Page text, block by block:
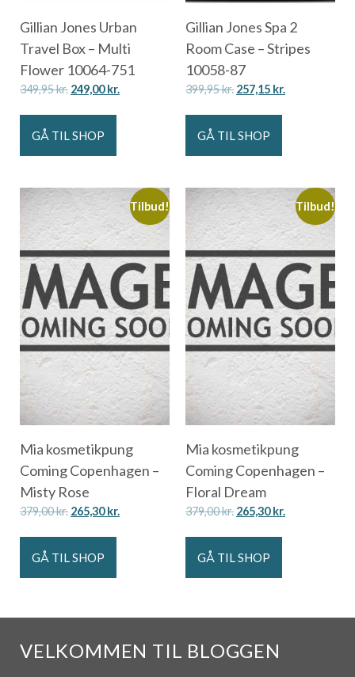
Gillian Jones Urban
Travel Box – Multi
Flower 10064-751
349,95kr. 249,00kr.
GÅ TIL SHOP
Gillian Jones Spa 2
Room Case – Stripes
10058-87
399,95kr. 257,15 kr.
GÅ TIL SHOP
Tilbud!
Mia kosmetikpung
Coming Copenhagen –
Misty Rose
379,00kr. 265,30kr.
GÅ TIL SHOP
Tilbud!
Mia kosmetikpung
Coming Copenhagen –
Floral Dream
379,00kr. 265,30kr.
GÅ TIL SHOP
VELKOMMEN TIL BLOGGEN